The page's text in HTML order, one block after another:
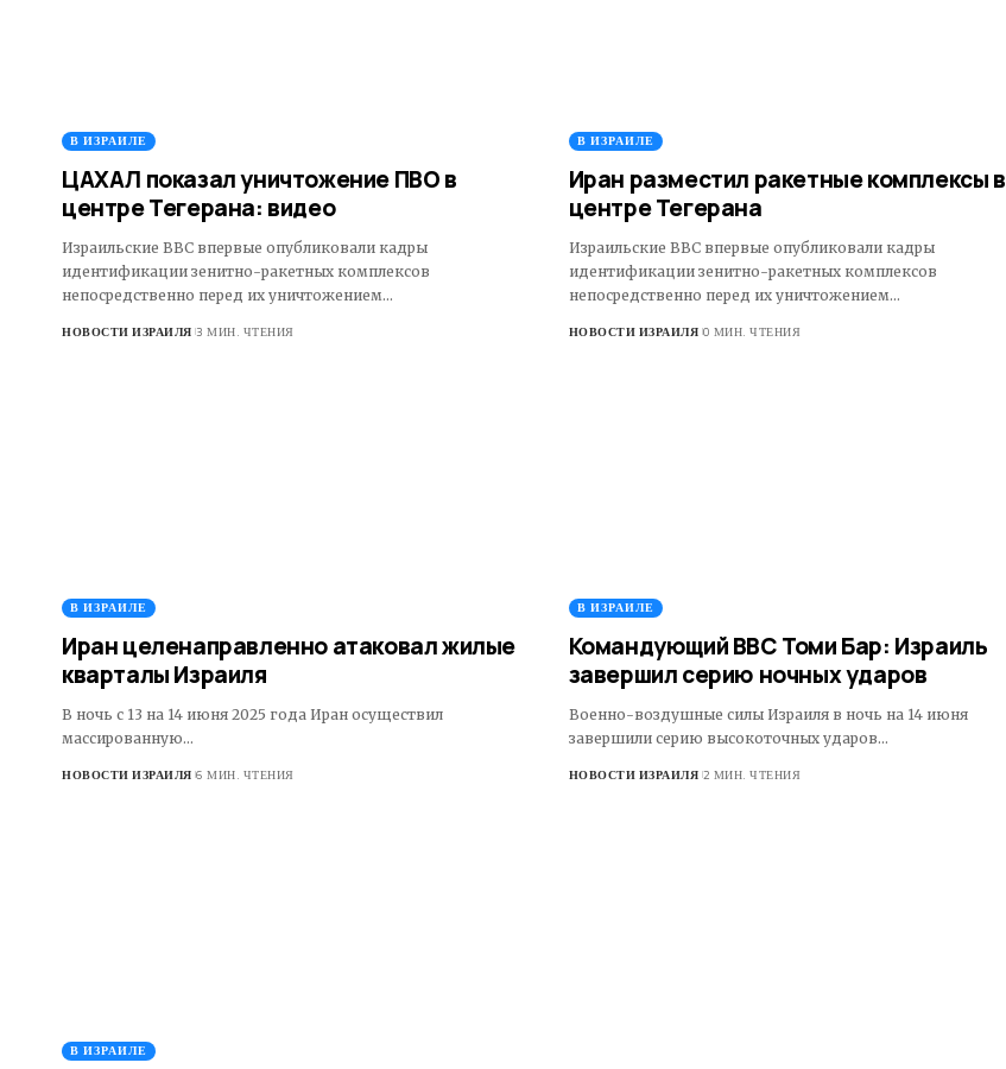
В ИЗРАИЛЕ
ЦАХАЛ показал уничтожение ПВО в
центре Тегерана: видео
Израильские ВВС впервые опубликовали кадры
идентификации зенитно-ракетных комплексов
непосредственно перед их уничтожением…
НОВОСТИ ИЗРАИЛЯ 3 МИН. ЧТЕНИЯ
В ИЗРАИЛЕ
Иран разместил ракетные комплексы в
центре Тегерана
Израильские ВВС впервые опубликовали кадры
идентификации зенитно-ракетных комплексов
непосредственно перед их уничтожением…
НОВОСТИ ИЗРАИЛЯ 0 МИН. ЧТЕНИЯ
В ИЗРАИЛЕ
Иран целенаправленно атаковал жилые
кварталы Израиля
В ночь с 13 на 14 июня 2025 года Иран осуществил
массированную…
НОВОСТИ ИЗРАИЛЯ 6 МИН. ЧТЕНИЯ
В ИЗРАИЛЕ
Командующий ВВС Томи Бар: Израиль
завершил серию ночных ударов
Военно-воздушные силы Израиля в ночь на 14 июня
завершили серию высокоточных ударов…
НОВОСТИ ИЗРАИЛЯ 2 МИН. ЧТЕНИЯ
В ИЗРАИЛЕ